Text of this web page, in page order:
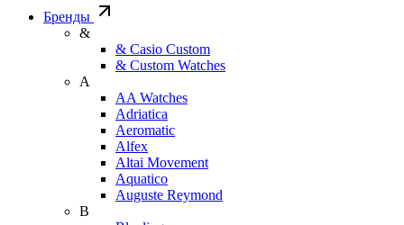
Бренды
&
& Casio Custom
& Custom Watches
A
AA Watches
Adriatica
Aeromatic
Alfex
Altai Movement
Aquatico
Auguste Reymond
B